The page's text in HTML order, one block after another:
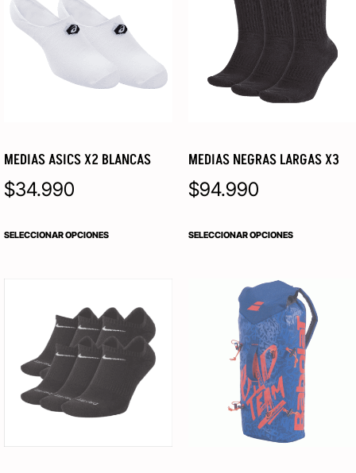
MEDIAS ASICS X2 BLANCAS
$34.990
SELECCIONAR OPCIONES
MEDIAS NEGRAS LARGAS X3
$94.990
SELECCIONAR OPCIONES